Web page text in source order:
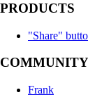
PRODUCTS
"Share"
COMMUNITY
Frank